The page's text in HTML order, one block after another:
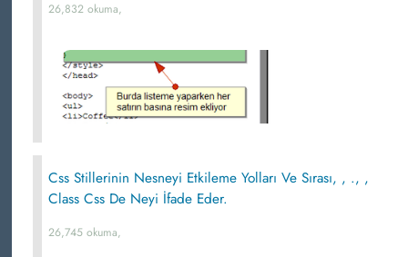
26,832 okuma,
Css Stillerinin Nesneyi Etkileme Yolları Ve Sırası, , ., ,
Class Css De Neyi İfade Eder.
26,745 okuma,